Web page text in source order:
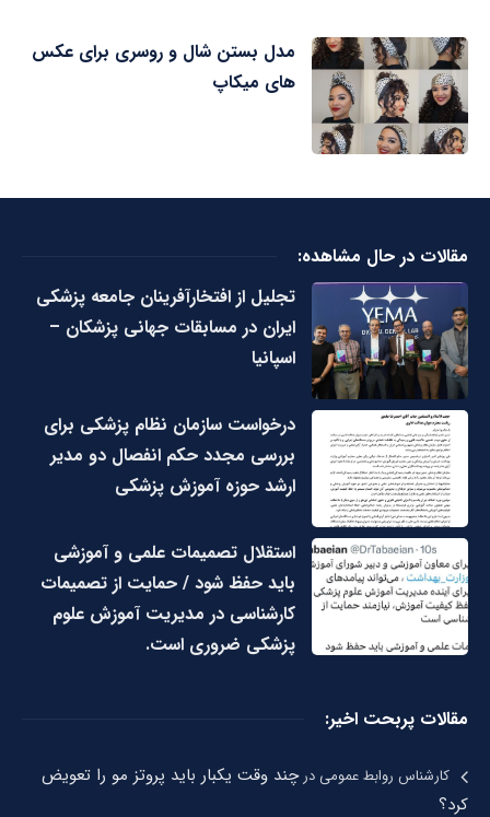
مدل بستن شال و روسری برای عکس
های میکاپ
مقالات در حال مشاهده:
تجلیل از افتخارآفرینان جامعه پزشکی
ایران در مسابقات جهانی پزشکان –
اسپانیا
درخواست سازمان نظام پزشکی برای
بررسی مجدد حکم انفصال دو مدیر
ارشد حوزه آموزش پزشکی
استقلال تصمیمات علمی و آموزشی
باید حفظ شود / حمایت از تصمیمات
کارشناسی در مدیریت آموزش علوم
پزشکی ضروری است.
مقالات پربحت اخیر:
کارشناس روابط عمومیدرچند وقت یکبار باید پروتز مو را تعویض
کرد؟